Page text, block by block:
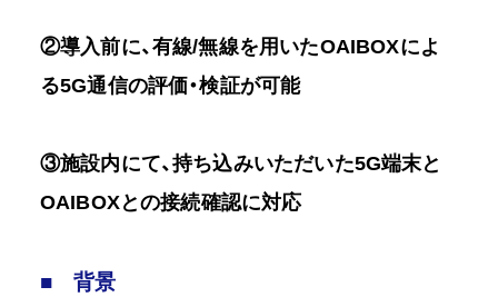
②導入前に、有線/無線を用いたOAIBOXによ
る5G通信の評価・検証が可能
③施設内にて、持ち込みいただいた5G端末と
OAIBOXとの接続確認に対応
■ 背景